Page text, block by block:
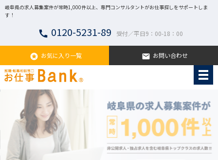
岐阜県の求人募集案件が常時1,000件以上、専門コンサルタントがお仕事探しをサポートしま
す！
call 0120-5231-89 受付／平日9：00-18：00
stars お気に入り一覧 email お問い合わせ